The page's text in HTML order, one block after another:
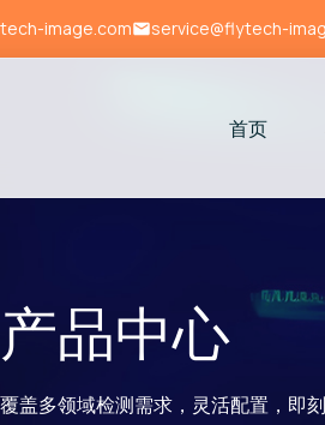
image.com service@flytech-
首页
产品中心
覆盖多领域检测需求，灵活配置，即